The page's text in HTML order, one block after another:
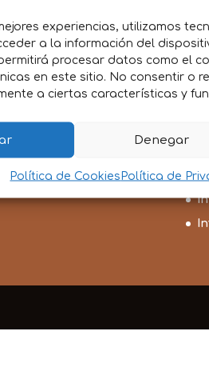
experiencias, utilizamos
a la información del
procesar datos como el
en este sitio. No consentir o
a ciertas características y
Denegar
Política de Cookies Política de
Complementos